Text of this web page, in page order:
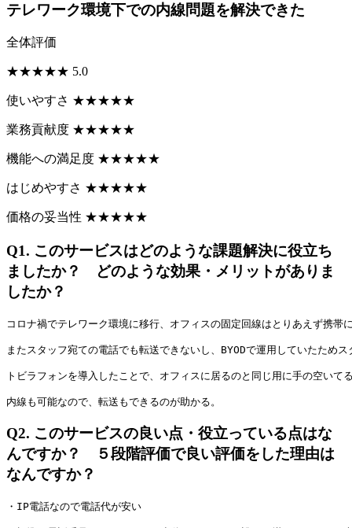
テレワーク環境下での内線問題を解決できた
全体評価
★★★★★ 5.0
使いやすさ ★★★★★
業務貢献度 ★★★★★
機能への満足度 ★★★★★
はじめやすさ ★★★★★
価格の妥当性 ★★★★★
Q1. このサービスはどのような課題解決に役立ち
ましたか？ どのような効果・メリットがありま
したか？
コロナ禍でテレワーク環境に移行、オフィスの固定回線はとりあえず携
またスタッフ宛ての電話でも転送できないし、BYODで運用していたため
トビラフォンを導入したことで、オフィスに居るのと同じ用に手の空い
内線も可能なので、転送もできるのが助かる。
Q2. このサービスの良い点・役立っている点はな
んですか？ ５段階評価で良い評価をした理由は
なんですか？
・IP電話なので電話代が安い